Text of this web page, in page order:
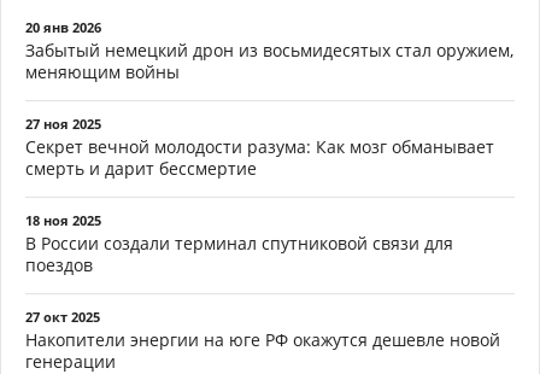
20 янв 2026
Забытый немецкий дрон из восьмидесятых стал оружием,
меняющим войны
27 ноя 2025
Секрет вечной молодости разума: Как мозг обманывает
смерть и дарит бессмертие
18 ноя 2025
В России создали терминал спутниковой связи для
поездов
27 окт 2025
Накопители энергии на юге РФ окажутся дешевле новой
генерации